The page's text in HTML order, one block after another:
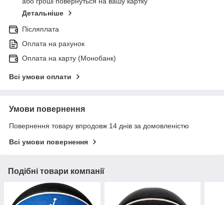
Детальніше
Післяплата
Оплата на рахунок
Оплата на карту (Монобанк)
Всі умови оплати
Умови повернення
Повернення товару впродовж 14 днів за домовленістю
Всі умови повернення
Подібні товари компанії